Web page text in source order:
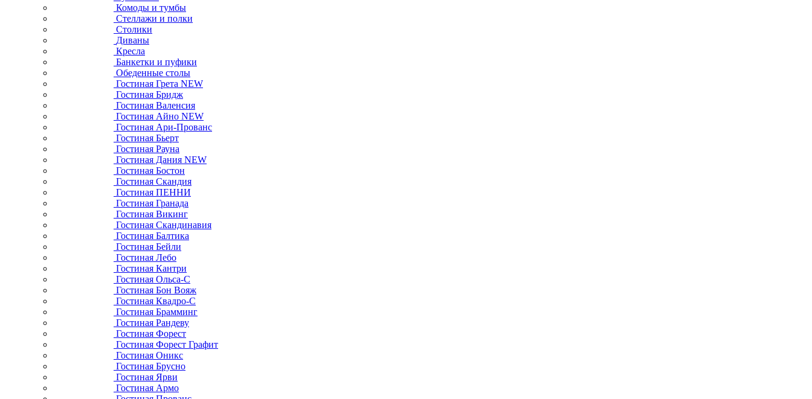
Комоды и тумбы
Стеллажи и полки
Столики
Диваны
Кресла
Банкетки и пуфики
Обеденные столы
Гостиная Грета NEW
Гостиная Бридж
Гостиная Валенсия
Гостиная Айно NEW
Гостиная Ари-Прованс
Гостиная Бьерт
Гостиная Рауна
Гостиная Дания NEW
Гостиная Бостон
Гостиная Скандия
Гостиная ПЕННИ
Гостиная Гранада
Гостиная Викинг
Гостиная Скандинавия
Гостиная Балтика
Гостиная Бейли
Гостиная Лебо
Гостиная Кантри
Гостиная Ольса-С
Гостиная Бон Вояж
Гостиная Квадро-С
Гостиная Брамминг
Гостиная Рандеву
Гостиная Форест
Гостиная Форест Графит
Гостиная Оникс
Гостиная Брусно
Гостиная Ярви
Гостиная Армо